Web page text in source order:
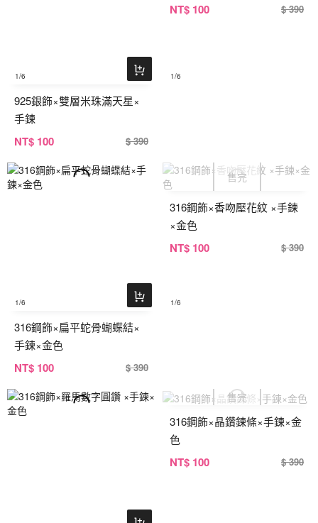
1/6
925銀飾×雙層米珠滿天星×
手鍊
NT$ 100 $ 390
1/6
NT$ 100 $ 390
1/6
316鋼飾×扁平蛇骨蝴蝶結×
手鍊×金色
NT$ 100 $ 390
1/6
316鋼飾×香吻壓花紋 ×手鍊
×金色
NT$ 100 $ 390
316鋼飾×晶鑽鍊條×手鍊×金
色
NT$ 100 $ 390